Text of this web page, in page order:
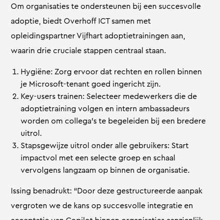
Om organisaties te ondersteunen bij een succesvolle
adoptie, biedt Overhoff ICT samen met
opleidingspartner Vijfhart adoptietrainingen aan,
waarin drie cruciale stappen centraal staan.
Hygiëne: Zorg ervoor dat rechten en rollen binnen
je Microsoft-tenant goed ingericht zijn.
Key-users trainen: Selecteer medewerkers die de
adoptietraining volgen en intern ambassadeurs
worden om collega’s te begeleiden bij een bredere
uitrol.
Stapsgewijze uitrol onder alle gebruikers: Start
impactvol met een selecte groep en schaal
vervolgens langzaam op binnen de organisatie.
Issing benadrukt: “Door deze gestructureerde aanpak
vergroten we de kans op succesvolle integratie en